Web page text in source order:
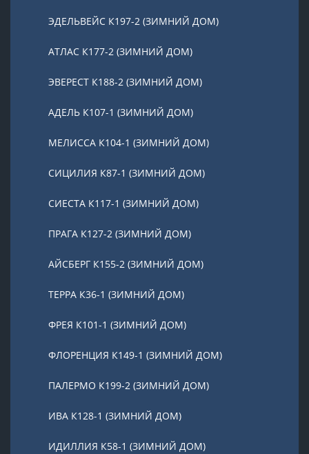
ЭДЕЛЬВЕЙС К197-2 (ЗИМНИЙ ДОМ)
АТЛАС К177-2 (ЗИМНИЙ ДОМ)
ЭВЕРЕСТ К188-2 (ЗИМНИЙ ДОМ)
АДЕЛЬ К107-1 (ЗИМНИЙ ДОМ)
МЕЛИССА К104-1 (ЗИМНИЙ ДОМ)
СИЦИЛИЯ К87-1 (ЗИМНИЙ ДОМ)
СИЕСТА К117-1 (ЗИМНИЙ ДОМ)
ПРАГА К127-2 (ЗИМНИЙ ДОМ)
АЙСБЕРГ К155-2 (ЗИМНИЙ ДОМ)
ТЕРРА К36-1 (ЗИМНИЙ ДОМ)
ФРЕЯ К101-1 (ЗИМНИЙ ДОМ)
ФЛОРЕНЦИЯ К149-1 (ЗИМНИЙ ДОМ)
ПАЛЕРМО К199-2 (ЗИМНИЙ ДОМ)
ИВА К128-1 (ЗИМНИЙ ДОМ)
ИДИЛЛИЯ К58-1 (ЗИМНИЙ ДОМ)